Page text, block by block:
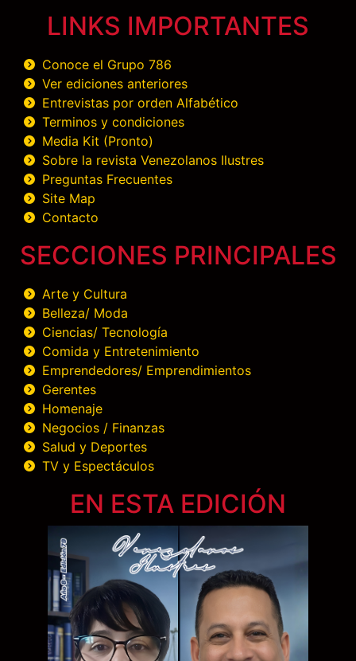
LINKS IMPORTANTES
Conoce el Grupo 786
Ver ediciones anteriores
Entrevistas por orden Alfabético
Terminos y condiciones
Media Kit (Pronto)
Sobre la revista Venezolanos Ilustres
Preguntas Frecuentes
Site Map
Contacto
SECCIONES PRINCIPALES
Arte y Cultura
Belleza/ Moda
Ciencias/ Tecnología
Comida y Entretenimiento
Emprendedores/ Emprendimientos
Gerentes
Homenaje
Negocios / Finanzas
Salud y Deportes
TV y Espectáculos
EN ESTA EDICIÓN